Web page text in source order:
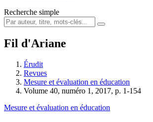
Recherche simple
Fil d'Ariane
Érudit
Revues
Mesure et évaluation en éducation
Volume 40, numéro 1, 2017, p. 1-154
Mesure et évaluation en éducation